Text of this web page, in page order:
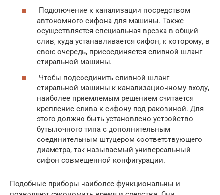
Подключение к канализации посредством
автономного сифона для машины. Также
осуществляется специальная врезка в общий
слив, куда устанавливается сифон, к которому, в
свою очередь, присоединяется сливной шланг
стиральной машины.
Чтобы подсоединить сливной шланг
стиральной машины к канализационному входу,
наиболее приемлемым решением считается
крепление слива к сифону под раковиной. Для
этого должно быть установлено устройство
бутылочного типа с дополнительным
соединительным штуцером соответствующего
диаметра, так называемый универсальный
сифон совмещенной конфигурации.
Подобные приборы наиболее функциональны и